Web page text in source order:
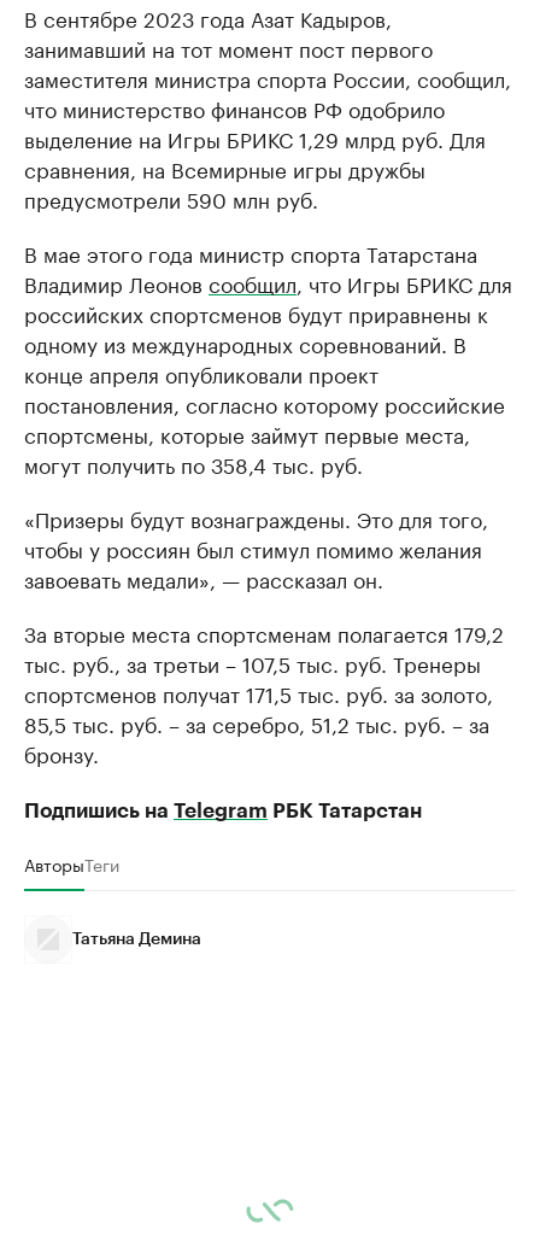
В сентябре 2023 года Азат Кадыров,
занимавший на тот момент пост первого
заместителя министра спорта России, сообщил,
что министерство финансов РФ одобрило
выделение на Игры БРИКС 1,29 млрд руб. Для
сравнения, на Всемирные игры дружбы
предусмотрели 590 млн руб.
В мае этого года министр спорта Татарстана
Владимир Леонов сообщил , что Игры БРИКС для
российских спортсменов будут приравнены к
одному из международных соревнований. В
конце апреля опубликовали проект
постановления, согласно которому российские
спортсмены, которые займут первые места,
могут получить по 358,4 тыс. руб.
«Призеры будут вознаграждены. Это для того,
чтобы у россиян был стимул помимо желания
завоевать медали», — рассказал он.
За вторые места спортсменам полагается 179,2
тыс. руб., за третьи – 107,5 тыс. руб. Тренеры
спортсменов получат 171,5 тыс. руб. за золото,
85,5 тыс. руб. – за серебро, 51,2 тыс. руб. – за
бронзу.
Подпишись на Telegram РБК Татарстан
АвторыТеги
Татьяна Демина